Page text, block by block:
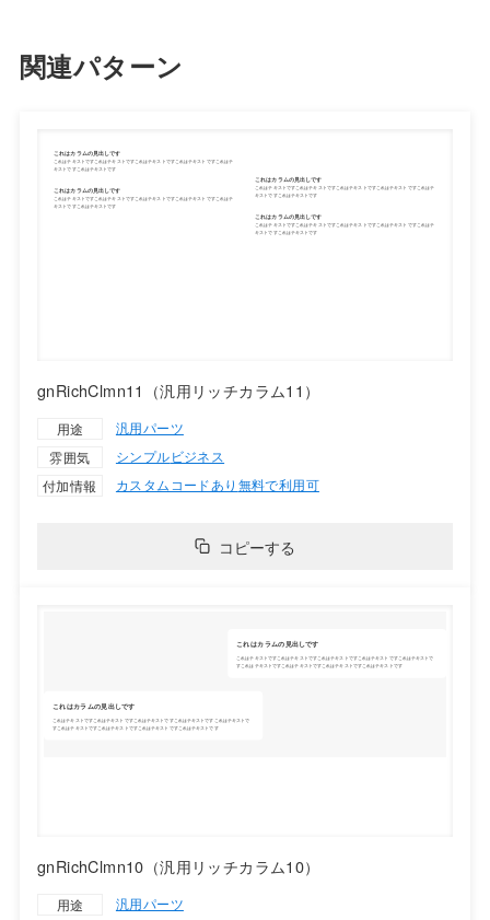
関連パターン
gnRichClmn11（汎用リッチカラム11）
用途
汎用パーツ
雰囲気
シンプルビジネス
付加情報
カスタムコードあり 無料で利用可
コピーする
gnRichClmn10（汎用リッチカラム10）
用途
汎用パーツ